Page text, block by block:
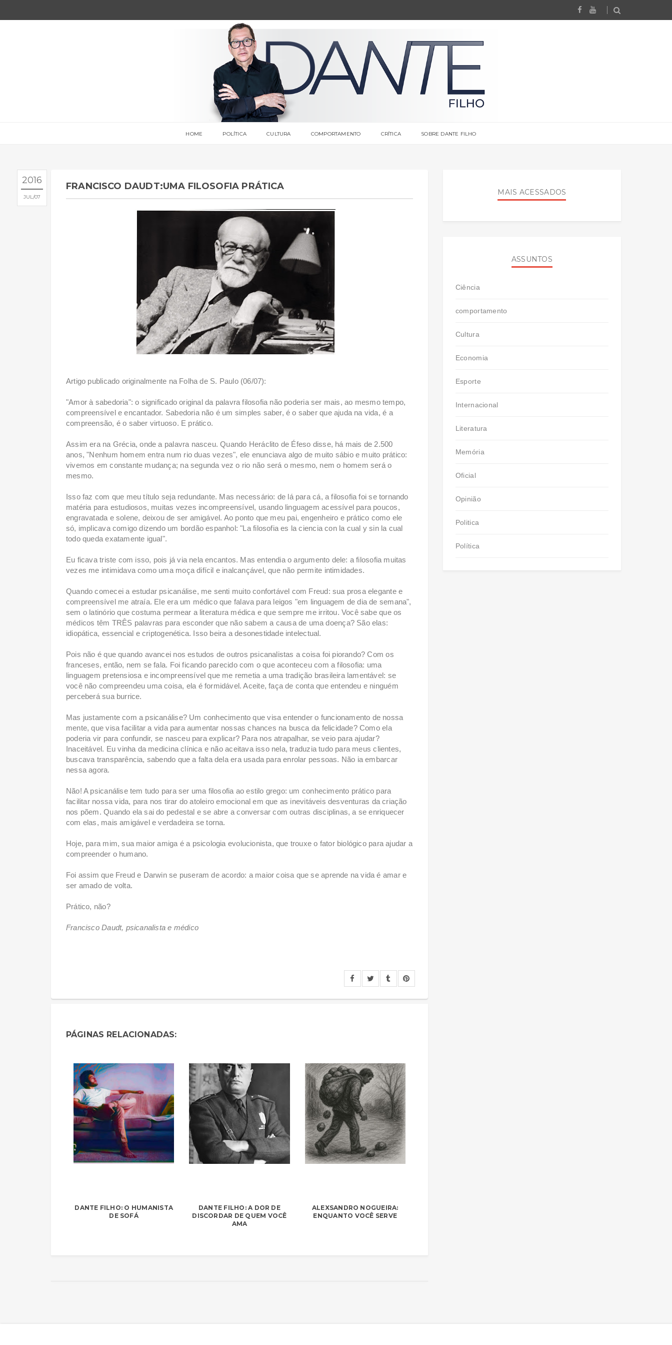
HOME POLÍTICA CULTURA COMPORTAMENTO CRÍTICA SOBRE DANTE FILHO
2016
JUL 07
FRANCISCO DAUDT:UMA FILOSOFIA PRÁTICA
Artigo publicado originalmente na Folha de S. Paulo (06/07):
"Amor à sabedoria": o significado original da palavra filosofia não poderia ser mais, ao mesmo tempo,
compreensível e encantador. Sabedoria não é um simples saber, é o saber que ajuda na vida, é a
compreensão, é o saber virtuoso. E prático.
Assim era na Grécia, onde a palavra nasceu. Quando Heráclito de Éfeso disse, há mais de 2.500
anos, "Nenhum homem entra num rio duas vezes", ele enunciava algo de muito sábio e muito prático:
vivemos em constante mudança; na segunda vez o rio não será o mesmo, nem o homem será o
mesmo.
Isso faz com que meu título seja redundante. Mas necessário: de lá para cá, a filosofia foi se tornando
matéria para estudiosos, muitas vezes incompreensível, usando linguagem acessível para poucos,
engravatada e solene, deixou de ser amigável. Ao ponto que meu pai, engenheiro e prático como ele
só, implicava comigo dizendo um bordão espanhol: "La filosofia es la ciencia con la cual y sin la cual
todo queda exatamente igual".
Eu ficava triste com isso, pois já via nela encantos. Mas entendia o argumento dele: a filosofia muitas
vezes me intimidava como uma moça difícil e inalcançável, que não permite intimidades.
Quando comecei a estudar psicanálise, me senti muito confortável com Freud: sua prosa elegante e
compreensível me atraía. Ele era um médico que falava para leigos "em linguagem de dia de semana",
sem o latinório que costuma permear a literatura médica e que sempre me irritou. Você sabe que os
médicos têm TRÊS palavras para esconder que não sabem a causa de uma doença? São elas:
idiopática, essencial e criptogenética. Isso beira a desonestidade intelectual.
Pois não é que quando avancei nos estudos de outros psicanalistas a coisa foi piorando? Com os
franceses, então, nem se fala. Foi ficando parecido com o que aconteceu com a filosofia: uma
linguagem pretensiosa e incompreensível que me remetia a uma tradição brasileira lamentável: se
você não compreendeu uma coisa, ela é formidável. Aceite, faça de conta que entendeu e ninguém
perceberá sua burrice.
Mas justamente com a psicanálise? Um conhecimento que visa entender o funcionamento de nossa
mente, que visa facilitar a vida para aumentar nossas chances na busca da felicidade? Como ela
poderia vir para confundir, se nasceu para explicar? Para nos atrapalhar, se veio para ajudar?
Inaceitável. Eu vinha da medicina clínica e não aceitava isso nela, traduzia tudo para meus clientes,
buscava transparência, sabendo que a falta dela era usada para enrolar pessoas. Não ia embarcar
nessa agora.
Não! A psicanálise tem tudo para ser uma filosofia ao estilo grego: um conhecimento prático para
facilitar nossa vida, para nos tirar do atoleiro emocional em que as inevitáveis desventuras da criação
nos põem. Quando ela sai do pedestal e se abre a conversar com outras disciplinas, a se enriquecer
com elas, mais amigável e verdadeira se torna.
Hoje, para mim, sua maior amiga é a psicologia evolucionista, que trouxe o fator biológico para ajudar a
compreender o humano.
Foi assim que Freud e Darwin se puseram de acordo: a maior coisa que se aprende na vida é amar e
ser amado de volta.
Prático, não?
Francisco Daudt, psicanalista e médico
PÁGINAS RELACIONADAS:
DANTE FILHO: O HUMANISTA
DE SOFÁ
DANTE FILHO: A DOR DE
DISCORDAR DE QUEM VOCÊ
AMA
ALEXSANDRO NOGUEIRA:
ENQUANTO VOCÊ SERVE
MAIS ACESSADOS
ASSUNTOS
Ciência
comportamento
Cultura
Economia
Esporte
Internacional
Literatura
Memória
Oficial
Opinião
Politica
Política